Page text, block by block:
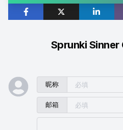
Sprunki
昵称
邮箱